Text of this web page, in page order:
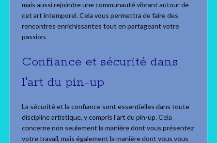
mais aussi rejoindre une communauté vibrant autour de
cet art intemporel. Cela vous permettra de faire des
rencontres enrichissantes tout en partageant votre
passion.
Confiance et sécurité dans
l'art du pin-up
La sécurité et la confiance sont essentielles dans toute
discipline artistique, y compris l'art du pin-up. Cela
concerne non seulement la manière dont vous présentez
votre travail, mais également la manière dont vous vous